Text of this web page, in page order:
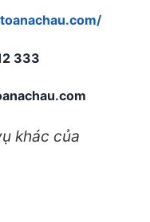
333
khác của